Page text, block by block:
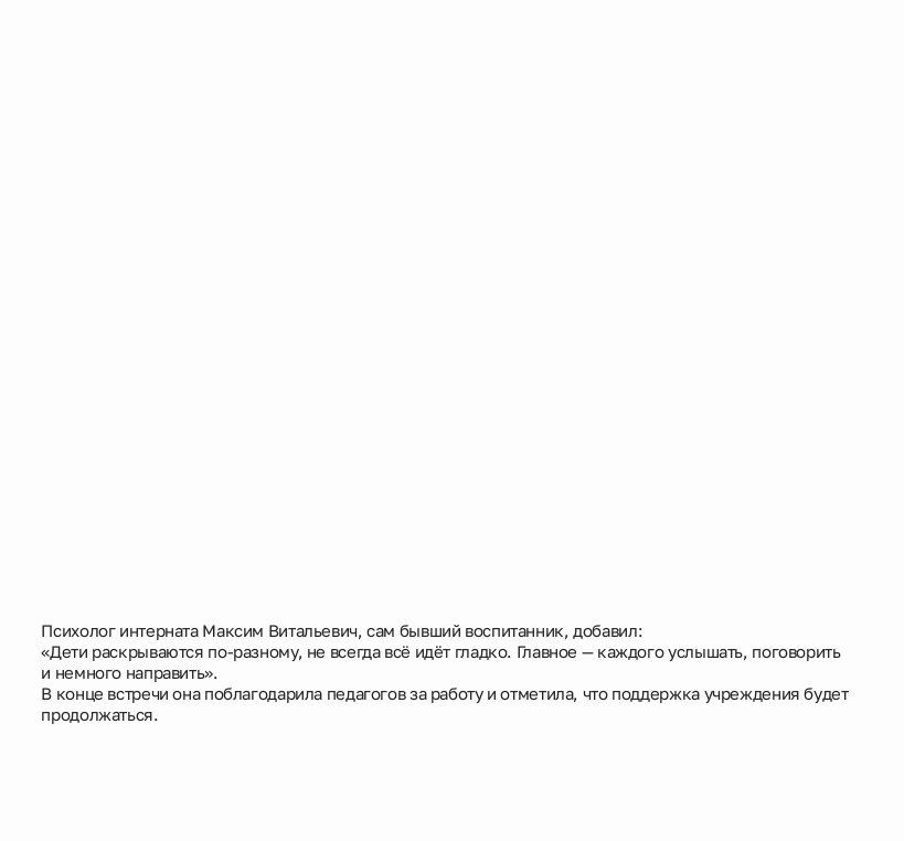
Психолог интерната Максим Витальевич, сам бывший воспитанник, добавил:
«Дети раскрываются по-разному, не всегда всё идёт гладко. Главное — каждого услышать, поговорить
и немного направить».
В конце встречи она поблагодарила педагогов за работу и отметила, что поддержка учреждения будет
продолжаться.